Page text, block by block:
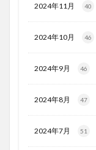
2024年11月 40
2024年10月 46
2024年9月 46
2024年8月 47
2024年7月 51